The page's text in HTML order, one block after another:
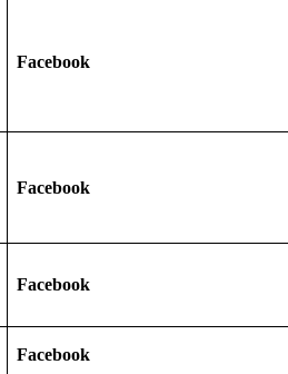
Facebook
Facebook
Facebook
Facebook